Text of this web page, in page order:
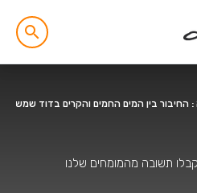
החיבור בין המים החמים והקרים בדוד שמש?
תשובה מהמומחים שלנו